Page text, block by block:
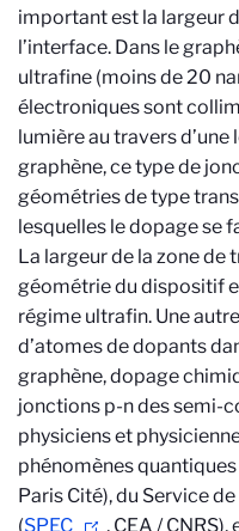
important est la largeur
l’interface. Dans le
ultrafine (moins de 20
électroniques sont
lumière au travers
graphène, ce type de
géométries de type
lesquelles le dopage se
La largeur de la zone de
géométrie du dispositif
régime ultrafin. Une
d’atomes de dopants
graphène, dopage
jonctions p-n des semi-
physiciens et
phénomènes quantiques
Paris Cité), du Service
(SPEC
, CEA /